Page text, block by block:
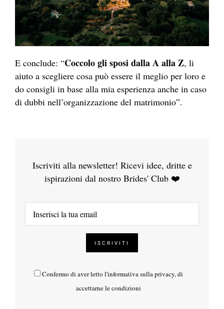
E conclude: “Coccolo gli sposi dalla A alla Z, li
aiuto a scegliere cosa può essere il meglio per loro e
do consigli in base alla mia esperienza anche in caso
di dubbi nell’organizzazione del matrimonio”.
Iscriviti alla newsletter! Ricevi idee, dritte e
ispirazioni dal nostro Brides' Club ❤️
Confermo di aver letto l'informativa sulla privacy, di
accettarne le condizioni